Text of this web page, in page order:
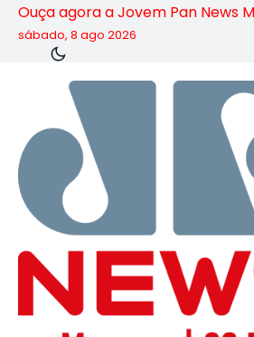
Ouça agora a Jovem Pan News
sábado, 8 ago 2026